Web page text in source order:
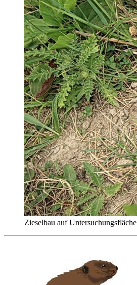
Zieselbau auf Untersuchungsfläche